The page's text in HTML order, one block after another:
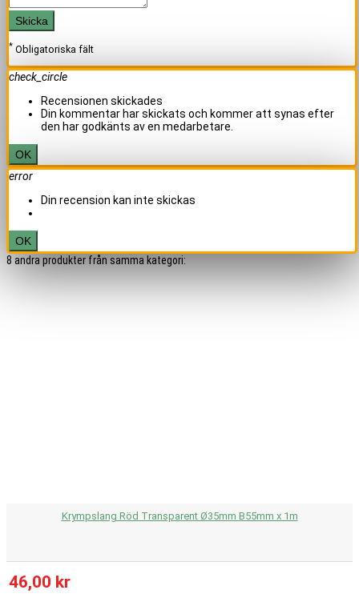
Skicka
* Obligatoriska fält
check_circle
Recensionen skickades
Din kommentar har skickats och kommer att synas efter
den har godkänts av en medarbetare.
OK
error
Din recension kan inte skickas
OK
8 andra produkter från samma kategori:
Krympslang Röd Transparent Ø35mm B55mm x 1m
46,00 kr